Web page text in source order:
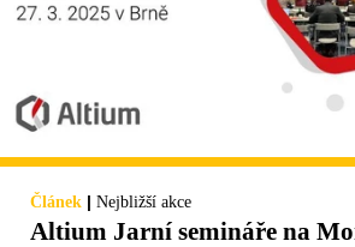
Článek | Nejbližší akce
Altium Jarní semináře na